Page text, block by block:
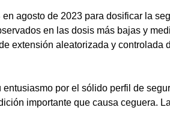
agosto de 2023 para dosificar la
en las dosis más bajas y
extensión aleatorizada y
por el sólido perfil de
importante que causa ceguera.